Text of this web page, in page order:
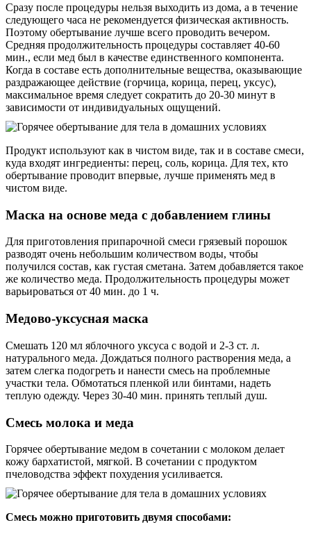
Сразу после процедуры нельзя выходить из дома, а в течение
следующего часа не рекомендуется физическая активность.
Поэтому обертывание лучше всего проводить вечером.
Средняя продолжительность процедуры составляет 40-60
мин., если мед был в качестве единственного компонента.
Когда в составе есть дополнительные вещества, оказывающие
раздражающее действие (горчица, корица, перец, уксус),
максимальное время следует сократить до 20-30 минут в
зависимости от индивидуальных ощущений.
Продукт используют как в чистом виде, так и в составе смеси,
куда входят ингредиенты: перец, соль, корица. Для тех, кто
обертывание проводит впервые, лучше применять мед в
чистом виде.
Маска на основе меда с добавлением глины
Для приготовления припарочной смеси грязевый порошок
разводят очень небольшим количеством воды, чтобы
получился состав, как густая сметана. Затем добавляется такое
же количество меда. Продолжительность процедуры может
варьироваться от 40 мин. до 1 ч.
Медово-уксусная маска
Смешать 120 мл яблочного уксуса с водой и 2-3 ст. л.
натурального меда. Дождаться полного растворения меда, а
затем слегка подогреть и нанести смесь на проблемные
участки тела. Обмотаться пленкой или бинтами, надеть
теплую одежду. Через 30-40 мин. принять теплый душ.
Смесь молока и меда
Горячее обертывание медом в сочетании с молоком делает
кожу бархатистой, мягкой. В сочетании с продуктом
пчеловодства эффект похудения усиливается.
Смесь можно приготовить двумя способами: